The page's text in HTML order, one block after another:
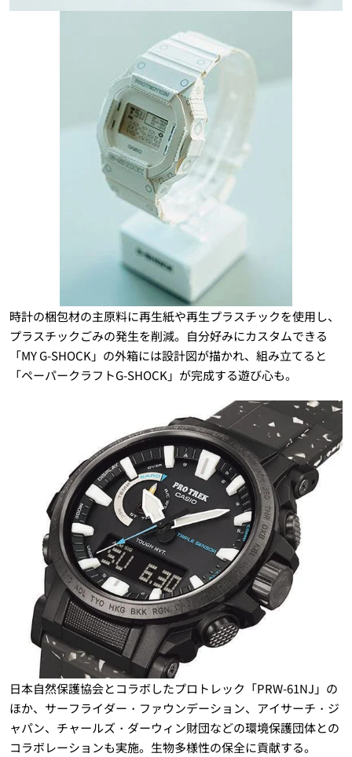
時計の梱包材の主原料に再生紙や再生プラスチックを使用し、
プラスチックごみの発生を削減。自分好みにカスタムできる
「MY G-SHOCK」の外箱には設計図が描かれ、組み立てると
「ペーパークラフトG-SHOCK」が完成する遊び心も。
日本自然保護協会とコラボしたプロトレック「PRW-61NJ」の
ほか、サーフライダー・ファウンデーション、アイサーチ・ジ
ャパン、チャールズ・ダーウィン財団などの環境保護団体との
コラボレーションも実施。生物多様性の保全に貢献する。